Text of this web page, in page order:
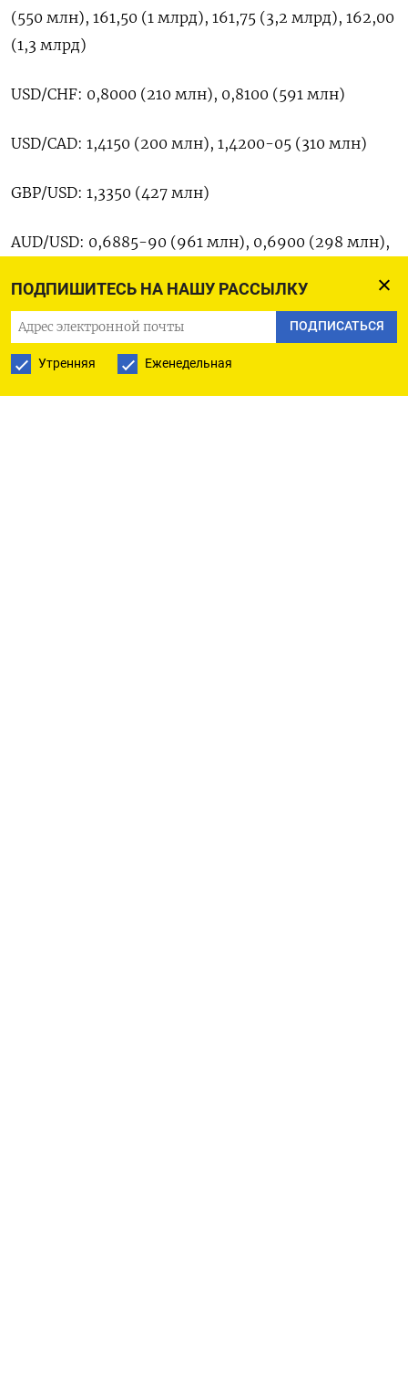
ПОДПИШИТЕСЬ НА НАШУ РАССЫЛКУ
ПОДПИСАТЬСЯ
Утренняя Еженедельная
(550 млн), 161,50 (1 млрд), ‌161,75 (3,2 млрд), 162,00
(1,3 млрд)
USD/CHF: 0,8000 (210 млн), ​0,8100 (591 ​млн)
USD/CAD: ‌1,4150 (200 млн), 1,4200-05 (310 ​млн)
GBP/USD: 1,3350 (427 млн)
AUD/USD: 0,6885-90 (961 млн), 0,6900 (298 млн),
(600 млн)
AUD/NZD: ​1,2200 (201 ⁠млн)
AUD/JPY: 115,00-05 (609 млн)